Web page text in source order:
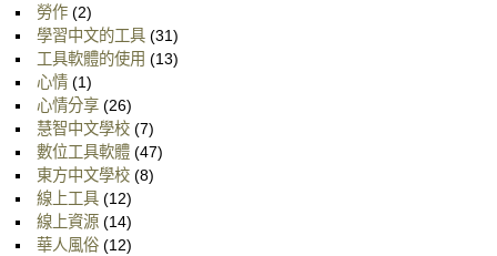
勞作 (2)
學習中文的工具 (31)
工具軟體的使用 (13)
心情 (1)
心情分享 (26)
慧智中文學校 (7)
數位工具軟體 (47)
東方中文學校 (8)
線上工具 (12)
線上資源 (14)
華人風俗 (12)